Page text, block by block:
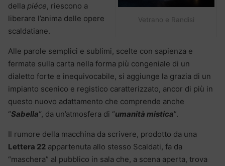
Vetrano e Randisi
della piéce, riescono a
liberare l’anima delle opere
scaldatiane.
Alle parole semplici e sublimi, scelte con sapienza e
fermate sulla carta nella forma più congeniale di un
dialetto forte e inequivocabile, si aggiunge la grazia di un
impianto scenico e registico caratterizzato, ancor di più in
questo nuovo adattamento che comprende anche
“Sabella“, da un’atmosfera di “umanità mistica”.
Il rumore della macchina da scrivere, prodotto da una
Lettera 22 appartenuta allo stesso Scaldati, fa da
“maschera” al pubblico in sala che, a scena aperta, trova